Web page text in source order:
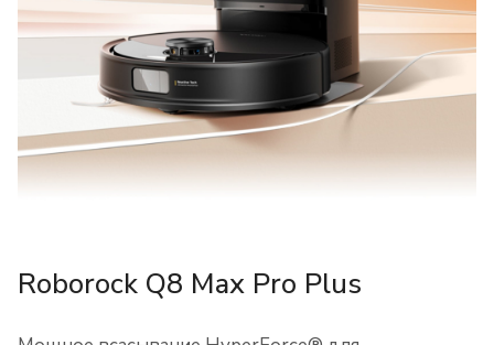
Roborock Q8 Max Pro Plus